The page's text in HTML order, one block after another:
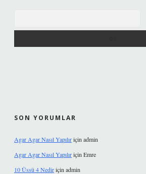
SON YORUMLAR
Agar Agar Nasıl Yapılıriçin admin
Agar Agar Nasıl Yapılıriçin Emre
10 Üssü 4 Nediriçin admin